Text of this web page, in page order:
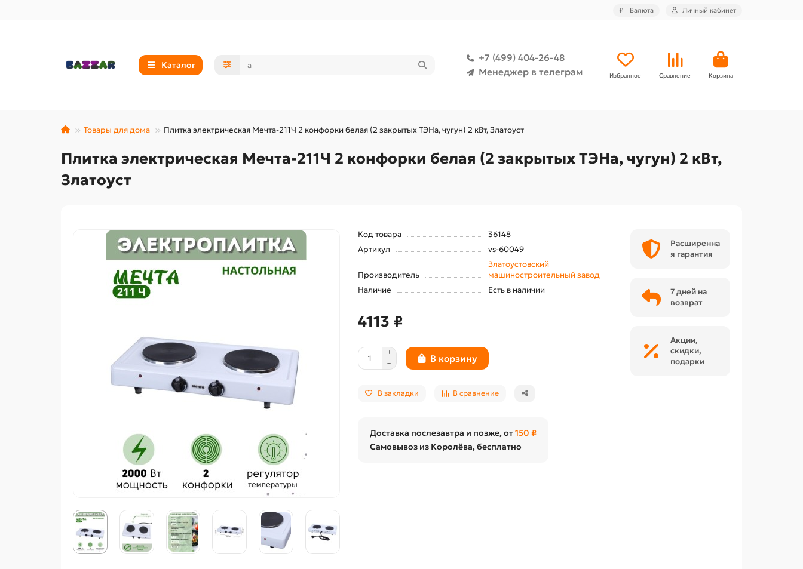
₽ Валюта Личный кабинет
Каталог
+7 (499) 404-26-48
Менеджер в телеграм
Избранное Сравнение Корзина
Товары для дома Плитка электрическая Мечта-211Ч 2 конфорки белая (2 закрытых ТЭНа, чугун) 2 кВт, Златоуст
Плитка электрическая Мечта-211Ч 2 конфорки белая (2 закрытых ТЭНа, чугун) 2 кВт,
Златоуст
Код товара
36148
Артикул
vs-60049
Производитель
Златоустовский
машиностроительный завод
Наличие
Есть в наличии
4113 ₽
В корзину
В закладки В сравнение
Доставка послезавтра и позже, от150 ₽
Самовывоз из Королёва, бесплатно
Расширенна
я гарантия
7 дней на
возврат
Акции,
скидки,
подарки